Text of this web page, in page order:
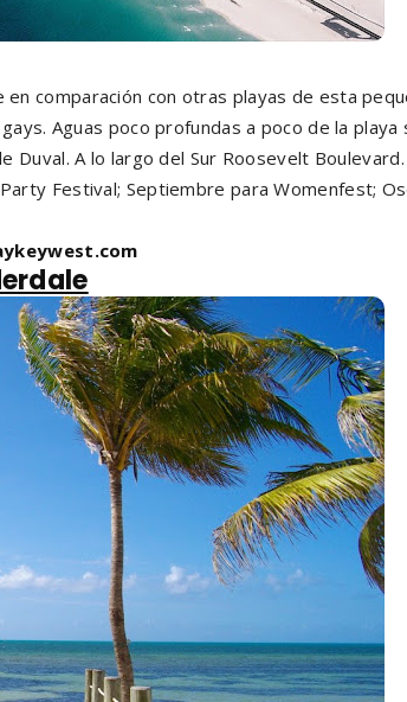
comparación con otras playas de esta
Aguas poco profundas a poco de la playa
A lo largo del Sur Roosevelt Boulevard.
Festival; Septiembre para Womenfest;